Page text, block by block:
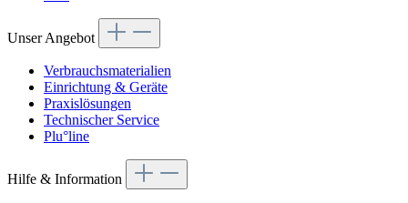
Unser Angebot
Verbrauchsmaterialien
Einrichtung & Geräte
Praxislösungen
Technischer Service
Plu°line
Hilfe & Information